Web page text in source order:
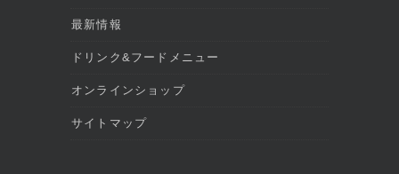
最新情報
ドリンク&フードメニュー
オンラインショップ
サイトマップ